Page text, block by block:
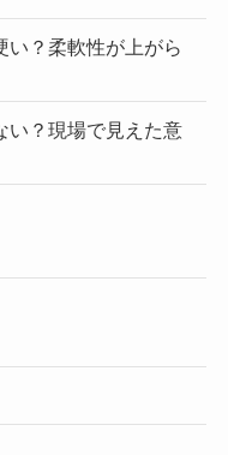
い？柔軟性が上がら
い？現場で見えた意